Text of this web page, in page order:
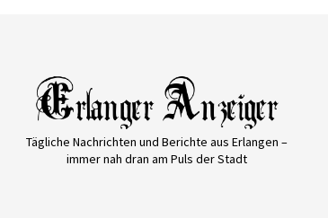
Tägliche Nachrichten und Berichte aus Erlangen –
immer nah dran am Puls der Stadt